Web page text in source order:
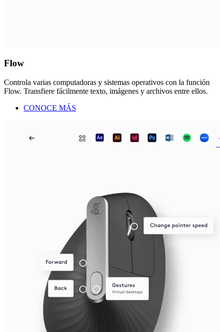
Flow
Controla varias computadoras y sistemas operativos con la función
Flow. Transfiere fácilmente texto, imágenes y archivos entre ellos.
CONOCE MÁS